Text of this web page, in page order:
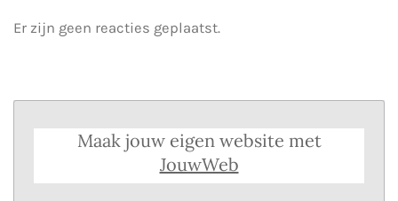
Er zijn geen reacties geplaatst.
Maak jouw eigen website met
JouwWeb